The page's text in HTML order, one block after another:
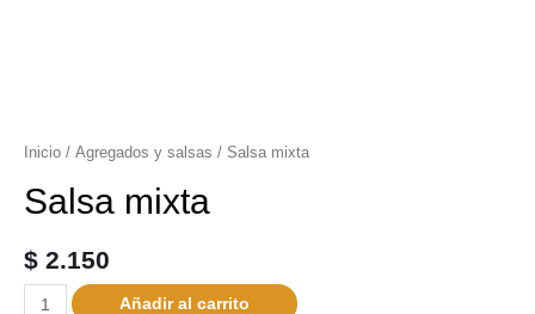
Inicio / Agregados y salsas / Salsa mixta
Salsa mixta
$ 2.150
Añadir al carrito